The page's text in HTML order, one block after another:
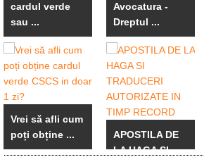
cardul verde
sau ...
Vrei să afli cum
poți obține ...
Avocatura -
Dreptul ...
APOSTILA DE
LA HAGA SI ...